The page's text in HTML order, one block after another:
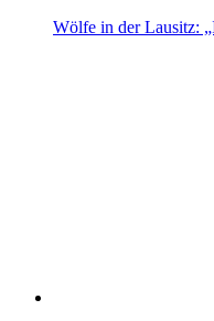
Wölfe in der Lausitz: